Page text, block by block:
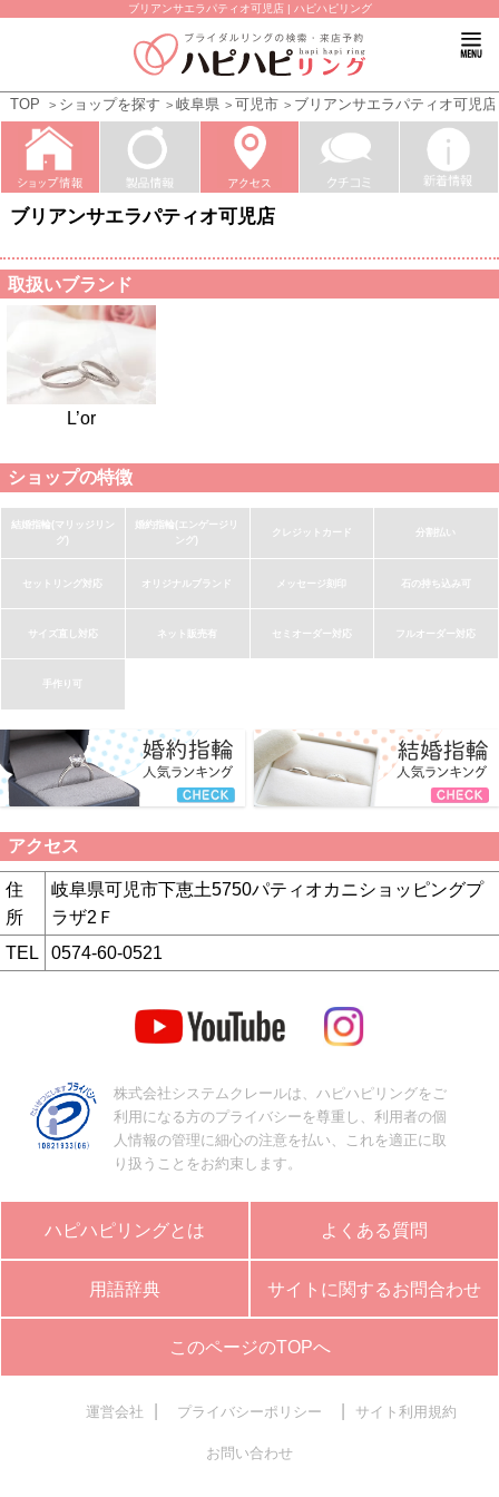
ブリアンサエラパティオ可児店 | ハピハピリング
TOP ショップを探す 岐阜県 可児市 ブリアンサエラパティオ可児店
ブリアンサエラパティオ可児店
取扱いブランド
L’or
ショップの特徴
結婚指輪(マリッジリン
グ)
婚約指輪(エンゲージリ
ング)
クレジットカード 分割払い
セットリング対応 オリジナルブランド メッセージ刻印 石の持ち込み可
サイズ直し対応 ネット販売有 セミオーダー対応 フルオーダー対応
手作り可
アクセス
住
所
岐阜県可児市下恵土5750パティオカニショッピングプ
ラザ2Ｆ
TEL
0574-60-0521
株式会社システムクレールは、ハピハピリングをご
利用になる方のプライバシーを尊重し、利用者の個
人情報の管理に細心の注意を払い、これを適正に取
り扱うことをお約束します。
ハピハピリングとは よくある質問
用語辞典 サイトに関するお問合わせ
このページのTOPへ
運営会社 プライバシーポリシー サイト利用規約
お問い合わせ